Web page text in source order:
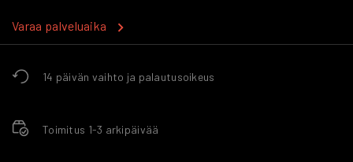
14 päivän vaihto ja palautusoikeus
Toimitus 1-3 arkipäivää
Varaa palveluaika